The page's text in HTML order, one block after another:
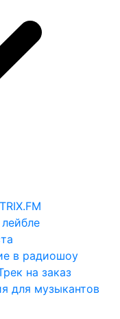
в радиошоу
на заказ
для музыкантов